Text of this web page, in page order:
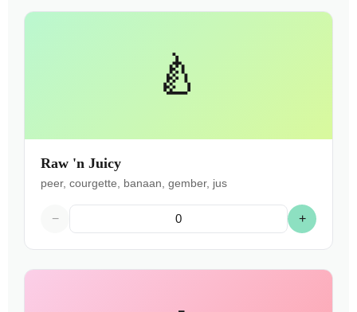
🍐
Raw 'n Juicy
peer, courgette, banaan, gember, jus
− +